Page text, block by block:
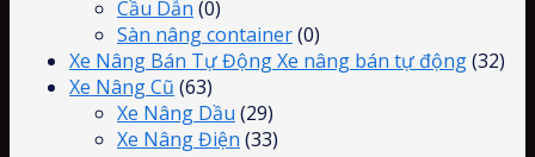
Cầu Dẫn (0)
Sàn nâng container(0)
Xe Nâng Bán Tự Động Xe nâng bán tự động(32)
Xe Nâng Cũ (63)
Xe Nâng Dầu (29)
Xe Nâng Điện (33)